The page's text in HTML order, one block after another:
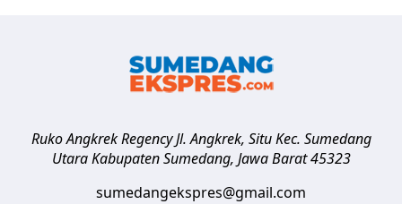
Ruko Angkrek Regency Jl. Angkrek, Situ Kec. Sumedang
Utara Kabupaten Sumedang, Jawa Barat 45323
sumedangekspres@gmail.com